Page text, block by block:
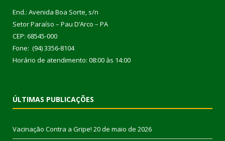
End.: Avenida Boa Sorte, s/n
Setor Paraíso – Pau D’Arco – PA
CEP: 68545-000
Fone: (94) 3356-8104
Horário de atendimento: 08:00 às 14:00
ÚLTIMAS PUBLICAÇÕES
Vacinação Contra a Gripe! 20 de maio de 2026